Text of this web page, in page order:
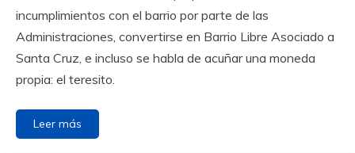
incumplimientos con el barrio por parte de las
Administraciones, convertirse en Barrio Libre Asociado a
Santa Cruz, e incluso se habla de acuñar una moneda
propia: el teresito.
Leer más